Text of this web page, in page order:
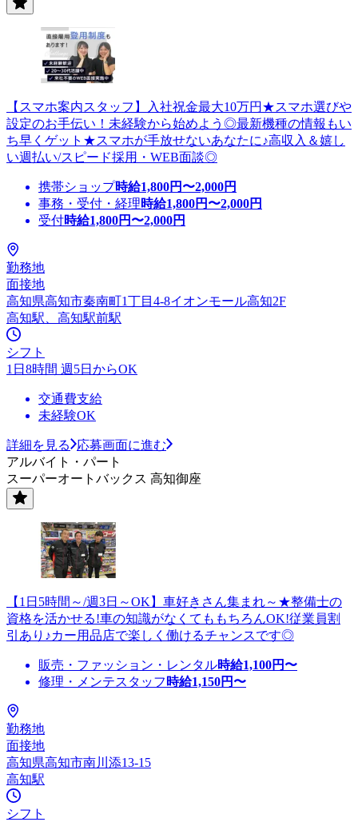
【スマホ案内スタッフ】入社祝金最大10万円★スマホ選びや
設定のお手伝い！未経験から始めよう◎最新機種の情報もい
ち早くゲット★スマホが手放せないあなたに♪高収入＆嬉し
い週払い/スピード採用・WEB面談◎
携帯ショップ時給1,800円〜2,000円
事務・受付・経理時給1,800円〜2,000円
受付時給1,800円〜2,000円
勤務地
面接地
高知県高知市秦南町1丁目4-8イオンモール高知2F
高知駅、高知駅前駅
シフト
1日8時間 週5日からOK
交通費支給
未経験OK
詳細を見る
応募画面に進む
アルバイト・パート
スーパーオートバックス 高知御座
【1日5時間～/週3日～OK】車好きさん集まれ～★整備士の
資格を活かせる!車の知識がなくてももちろんOK!従業員割
引あり♪カー用品店で楽しく働けるチャンスです◎
販売・ファッション・レンタル時給1,100円〜
修理・メンテスタッフ 時給1,150円〜
勤務地
面接地
高知県高知市南川添13-15
高知駅
シフト